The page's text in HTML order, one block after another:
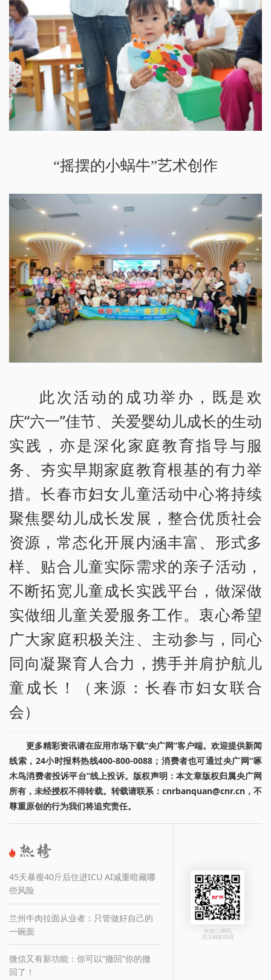
“摇摆的小蜗牛”艺术创作
此次活动的成功举办，既是欢
庆“六一”佳节、关爱婴幼儿成长的生动
实践，亦是深化家庭教育指导与服
务、夯实早期家庭教育根基的有力举
措。长春市妇女儿童活动中心将持续
聚焦婴幼儿成长发展，整合优质社会
资源，常态化开展内涵丰富、形式多
样、贴合儿童实际需求的亲子活动，
不断拓宽儿童成长实践平台，做深做
实做细儿童关爱服务工作。衷心希望
广大家庭积极关注、主动参与，同心
同向凝聚育人合力，携手并肩护航儿
童成长！（来源：长春市妇女联合
会）
更多精彩资讯请在应用市场下载“央广网”客户端。欢迎提供新闻
线索，24小时报料热线400-800-0088；消费者也可通过央广网“啄
木鸟消费者投诉平台”线上投诉。版权声明：本文章版权归属央广网
所有，未经授权不得转载。转载请联系：cnrbanquan@cnr.cn，不
尊重原创的行为我们将追究责任。
45天暴瘦40斤后住进ICU AI减重暗藏哪
些风险
兰州牛肉拉面从业者：只管做好自己的
一碗面
微信又有新功能：你可以“撤回”你的撤
回了！
长按二维码
关注精彩内容